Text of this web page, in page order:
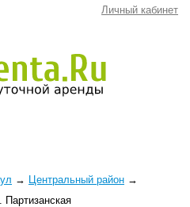
Личный кабинет
→ Центральный район →
Партизанская